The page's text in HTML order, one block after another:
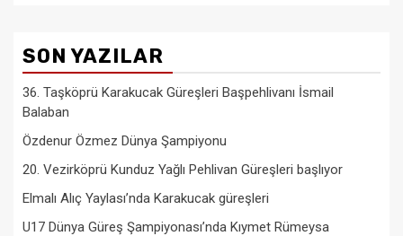
SON YAZILAR
36. Taşköprü Karakucak Güreşleri Başpehlivanı İsmail
Balaban
Özdenur Özmez Dünya Şampiyonu
20. Vezirköprü Kunduz Yağlı Pehlivan Güreşleri başlıyor
Elmalı Alıç Yaylası’nda Karakucak güreşleri
U17 Dünya Güreş Şampiyonası’nda Kıymet Rümeysa